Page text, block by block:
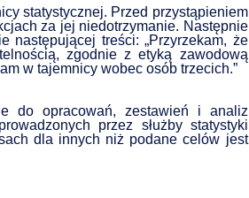
statystycznej. Przed przystąpieniem
za jej niedotrzymanie. Następnie
następującej treści: „Przyrzekam, że
zgodnie z etyką zawodową
w tajemnicy wobec osób trzecich.”
do opracowań, zestawień i analiz
przez służby statystyki
dla innych niż podane celów jest